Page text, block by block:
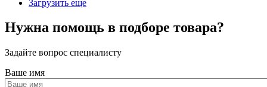
Загрузить еще
Нужна помощь в подборе товара?
Задайте вопрос специалисту
Ваше имя